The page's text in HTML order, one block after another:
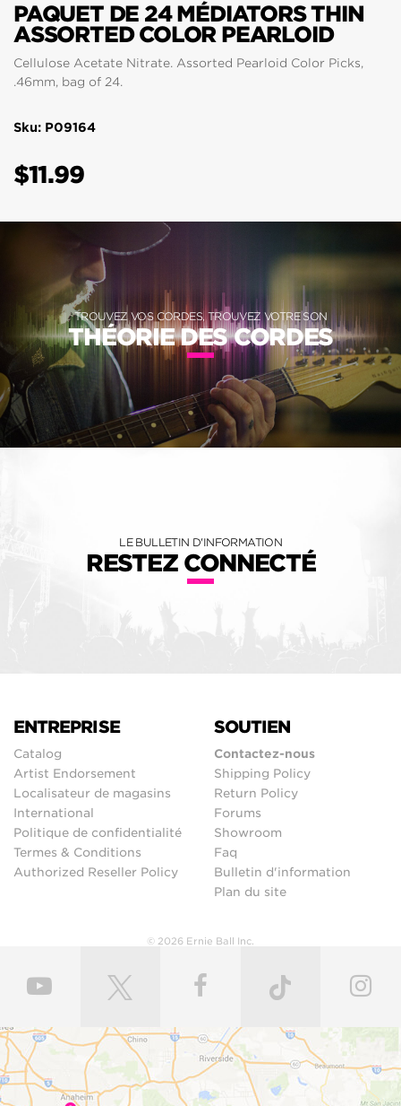
PAQUET DE 24 MÉDIATORS THIN
ASSORTED COLOR PEARLOID
Cellulose Acetate Nitrate. Assorted Pearloid Color Picks,
.46mm, bag of 24.
Sku: P09164
$11.99
TROUVEZ VOS CORDES, TROUVEZ VOTRE SON
THÉORIE DES CORDES
LE BULLETIN D'INFORMATION
RESTEZ CONNECTÉ
ENTREPRISE
Catalog
Artist Endorsement
Localisateur de magasins
International
Politique de confidentialité
Termes & Conditions
Authorized Reseller Policy
SOUTIEN
Contactez-nous
Shipping Policy
Return Policy
Forums
Showroom
Faq
Bulletin d'information
Plan du site
© 2026 Ernie Ball Inc.